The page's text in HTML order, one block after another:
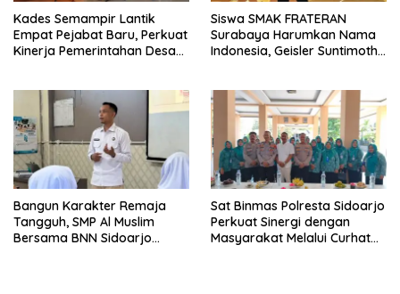
Kades Semampir Lantik
Empat Pejabat Baru, Perkuat
Kinerja Pemerintahan Desa
Siswa SMAK FRATERAN
Surabaya Harumkan Nama
Indonesia, Geisler Suntimothy
Bangun Karakter Remaja
Tangguh, SMP Al Muslim
Bersama BNN Sidoarjo
Sat Binmas Polresta Sidoarjo
Perkuat Sinergi dengan
Masyarakat Melalui Curhat